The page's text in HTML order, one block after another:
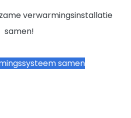
verwarmingsinstallatie
samen!
samen